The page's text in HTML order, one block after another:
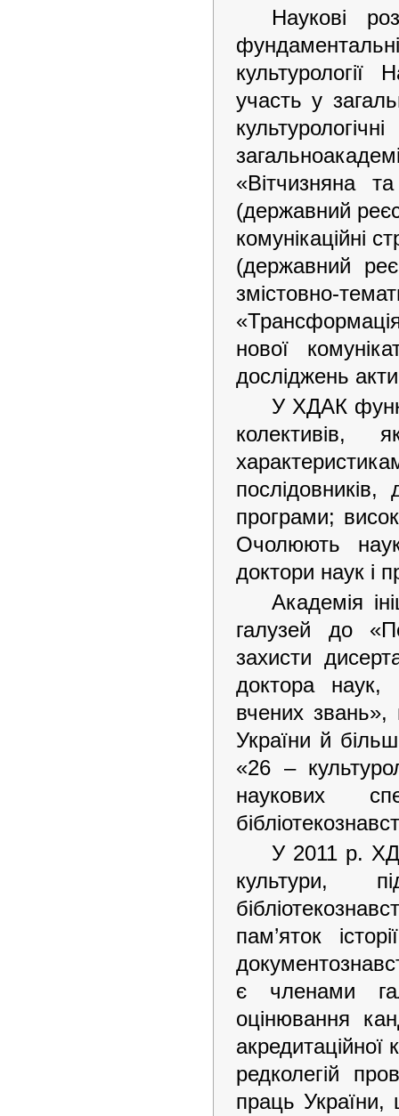
Наукові
культурології
участь у
«Вітчизняна
(державний
комунікаційні
(державний
змістовно-
нової
досліджень
У ХДАК
колективів,
послідовників,
програми;
Очолюють
доктори наук і
Академія
галузей до
захисти
доктора наук,
вчених звань»,
України й
«26 –
наукових
У 2011 р.
культури,
пам’яток
є членами
оцінювання
акредитаційної
редколегій
праць України,